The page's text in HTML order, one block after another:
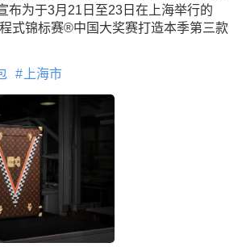
布为于3月21日至23日在上海举行的
式锦标赛®中国大奖赛打造本季第三款
上海市